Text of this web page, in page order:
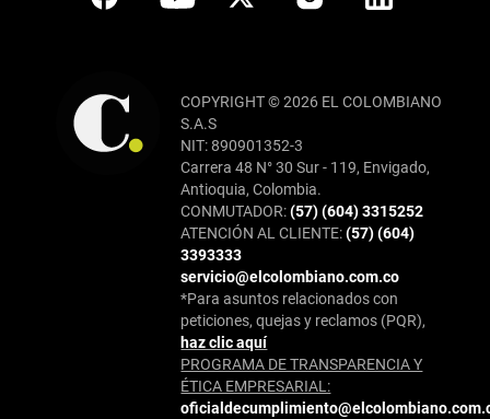
COPYRIGHT © 2026 EL COLOMBIANO
S.A.S
NIT: 890901352-3
Carrera 48 N° 30 Sur - 119, Envigado,
Antioquia, Colombia.
CONMUTADOR:(57) (604) 3315252
ATENCIÓN AL CLIENTE:(57) (604)
3393333
servicio@elcolombiano.com.co
*Para asuntos relacionados con
peticiones, quejas y reclamos (PQR),
haz clic aquí
PROGRAMA DE TRANSPARENCIA Y
ÉTICA EMPRESARIAL: